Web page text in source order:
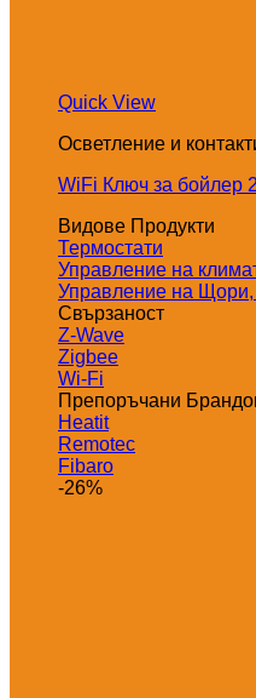
Quick View
Осветление и
WiFi Ключ за бойлер
Видове Продукти
Термостати
Управление на
Управление на
Свързаност
Z-Wave
Zigbee
Wi-Fi
Препоръчани
Heatit
Remotec
Fibaro
-26%